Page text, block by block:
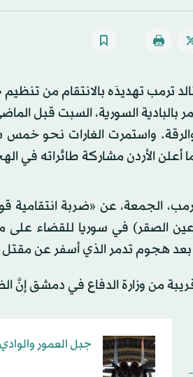
واستمرت الغارات نحو
الأردن مشاركة طائراته في
الجمعة، عن «ضربة انتقامية
الصقر) في سوريا للقضاء على
هجوم تدمر الذي أسفر عن مقتل 3 أميركيين.
من وزارة الدفاع في دمشق إنَّ
جبل العمور